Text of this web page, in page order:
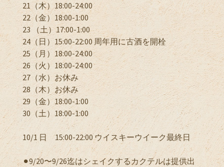
21（木）18:00-24:00
22（金）18:00-1:00
23 （土）17:00-1:00
24（日）15:00-22:00 周年用に古酒を開栓
25（月）18:00-24:00
26（火）18:00-24:00
27（水）お休み
28（木）お休み
29（金）18:00-1:00
30（土）18:00-1:00
10/1 日 15:00-22:00 ウイスキーウイーク最終日
⚫︎9/20〜9/26迄はシェイクするカクテルは提供出